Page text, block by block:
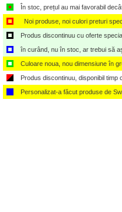
În stoc, prețul au mai favorabil
Noi produse, noi culori preturi
Produs discontinuu cu oferte
în curând, nu în stoc, ar trebui să
Culoare noua, nou dimensiune în
Produs discontinuu, disponibil timp
Personalizat-a făcut produse de